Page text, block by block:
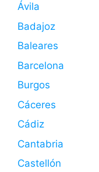
Ávila
Badajoz
Baleares
Barcelona
Burgos
Cáceres
Cádiz
Cantabria
Castellón